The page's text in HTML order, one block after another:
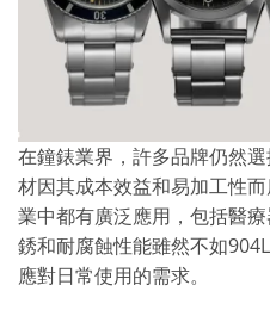
在鐘錶業界，許多品牌仍然
材因其成本效益和易加工性
業中都有廣泛應用，包括醫
銹和耐腐蝕性能雖然不如
應對日常使用的需求。